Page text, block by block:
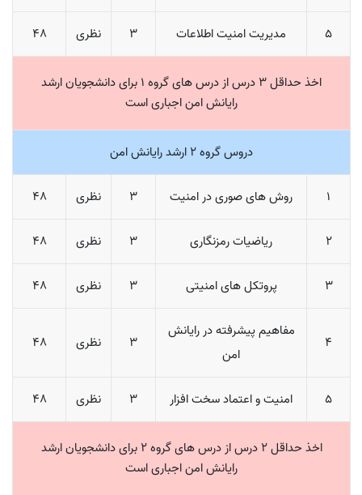
5 مدیریت امنیت اطلاعات 3 نظری 48
اخذ حداقل 3 درس از درس های گروه 1 برای دانشجویان ارشد
رایانش امن اجباری است
دروس گروه 2 ارشد رایانش امن
1 روش های صوری در امنیت 3 نظری 48
2 ریاضیات رمزنگاری 3 نظری 48
3 پروتکل های امنیتی 3 نظری 48
4
مفاهیم پیشرفته در رایانش
امن
3 نظری 48
5 امنیت و اعتماد سخت افزار 3 نظری 48
اخذ حداقل 2 درس از درس های گروه 2 برای دانشجویان ارشد
رایانش امن اجباری است